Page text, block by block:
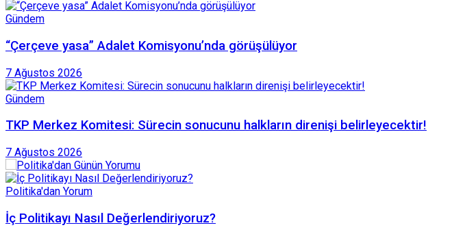
Gündem
“Çerçeve yasa” Adalet Komisyonu’nda görüşülüyor
7 Ağustos 2026
Gündem
TKP Merkez Komitesi: Sürecin sonucunu halkların direnişi belirleyecektir!
7 Ağustos 2026
Politika'dan Yorum
İç Politikayı Nasıl Değerlendiriyoruz?